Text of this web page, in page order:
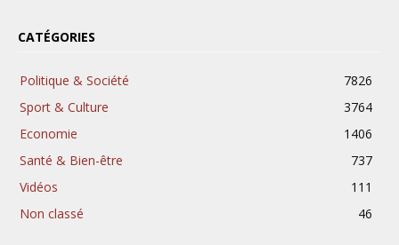
CATÉGORIES
Politique & Société
7826
Sport & Culture
3764
Economie
1406
Santé & Bien-être
737
Vidéos
111
Non classé
46